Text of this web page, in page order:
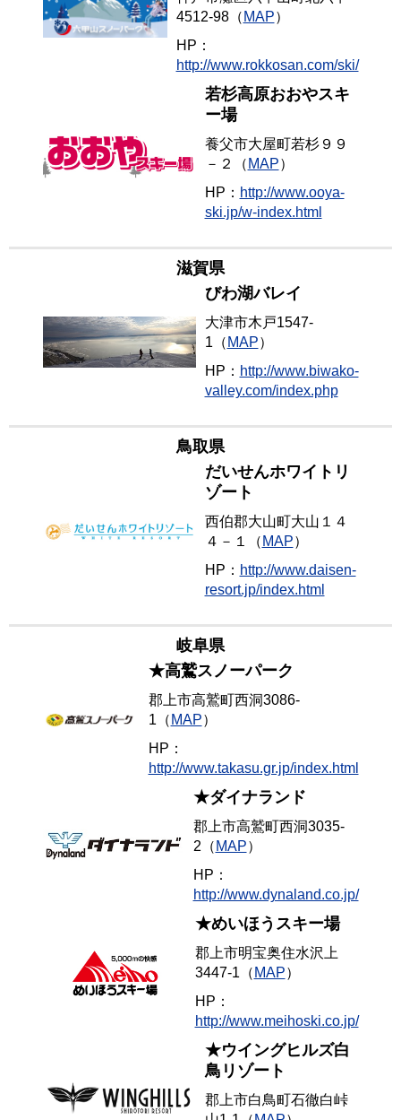
4512-98（ MAP）
HP：
http://www.rokkosan.com/ski/
若杉高原おおやスキ
ー場
養父市大屋町若杉９９
－２（ MAP）
HP： http://www.ooya-
ski.jp/w-index.html
滋賀県
びわ湖バレイ
大津市木戸1547-
1（ MAP）
HP： http://www.biwako-
valley.com/index.php
鳥取県
だいせんホワイトリ
ゾート
西伯郡大山町大山１４
４－１（ MAP）
HP： http://www.daisen-
resort.jp/index.html
岐阜県
★高鷲スノーパーク
郡上市高鷲町西洞3086-
1（ MAP）
HP：
http://www.takasu.gr.jp/index.html
★ダイナランド
郡上市高鷲町西洞3035-
2（ MAP）
HP：
http://www.dynaland.co.jp/
★めいほうスキー場
郡上市明宝奥住水沢上
3447-1（ MAP）
HP：
http://www.meihoski.co.jp/
★ウイングヒルズ白
鳥リゾート
郡上市白鳥町石徹白峠